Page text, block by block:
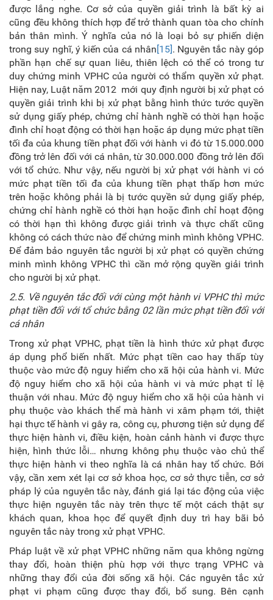
được lắng nghe. Cơ sở của quyền giải trình là bất kỳ ai
cũng đều không thích hợp để trở thành quan tòa cho chính
bản thân mình. Ý nghĩa của nó là loại bỏ sự phiến diện
trong suy nghĩ, ý kiến của cá nhân[15]. Nguyên tắc này góp
phần hạn chế sự quan liêu, thiên lệch có thể có trong tư
duy chứng minh VPHC của người có thẩm quyền xử phạt.
Hiện nay, Luật năm 2012 mới quy định người bị xử phạt có
quyền giải trình khi bị xử phạt bằng hình thức tước quyền
sử dụng giấy phép, chứng chỉ hành nghề có thời hạn hoặc
đình chỉ hoạt động có thời hạn hoặc áp dụng mức phạt tiền
tối đa của khung tiền phạt đối với hành vi đó từ 15.000.000
đồng trở lên đối với cá nhân, từ 30.000.000 đồng trở lên đối
với tổ chức. Như vậy, nếu người bị xử phạt với hành vi có
mức phạt tiền tối đa của khung tiền phạt thấp hơn mức
trên hoặc không phải là bị tước quyền sử dụng giấy phép,
chứng chỉ hành nghề có thời hạn hoặc đình chỉ hoạt động
có thời hạn thì không được giải trình và thực chất cũng
không có cách thức nào để chứng minh mình không VPHC.
Để đảm bảo nguyên tắc người bị xử phạt có quyền chứng
minh mình không VPHC thì cần mở rộng quyền giải trình
cho người bị xử phạt.
2.5. Về nguyên tắc đối với cùng một hành vi VPHC thì mức
phạt tiền đối với tổ chức bằng 02 lần mức phạt tiền đối với
cá nhân
Trong xử phạt VPHC, phạt tiền là hình thức xử phạt được
áp dụng phổ biến nhất. Mức phạt tiền cao hay thấp tùy
thuộc vào mức độ nguy hiểm cho xã hội của hành vi. Mức
độ nguy hiểm cho xã hội của hành vi và mức phạt tỉ lệ
thuận với nhau. Mức độ nguy hiểm cho xã hội của hành vi
phụ thuộc vào khách thể mà hành vi xâm phạm tới, thiệt
hại thực tế hành vi gây ra, công cụ, phương tiện sử dụng để
thực hiện hành vi, điều kiện, hoàn cảnh hành vi được thực
hiện, hình thức lỗi… nhưng không phụ thuộc vào chủ thể
thực hiện hành vi theo nghĩa là cá nhân hay tổ chức. Bởi
vậy, cần xem xét lại cơ sở khoa học, cơ sở thực tiễn, cơ sở
pháp lý của nguyên tắc này, đánh giá lại tác động của việc
thực hiện nguyên tắc này trên thực tế một cách thật sự
khách quan, khoa học để quyết định duy trì hay bãi bỏ
nguyên tắc này trong xử phạt VPHC.
Pháp luật về xử phạt VPHC những năm qua không ngừng
thay đổi, hoàn thiện phù hợp với thực trạng VPHC và
những thay đổi của đời sống xã hội. Các nguyên tắc xử
phạt vi phạm cũng được thay đổi, bổ sung. Bên cạnh